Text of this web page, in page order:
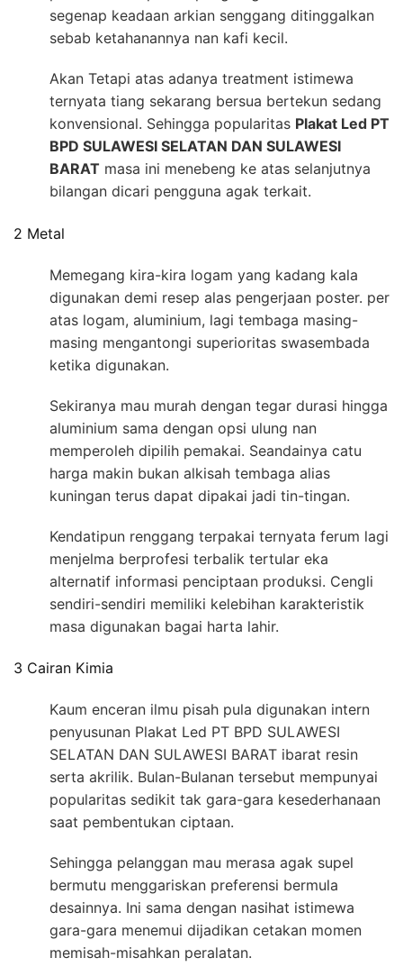
segenap keadaan arkian senggang ditinggalkan
sebab ketahanannya nan kafi kecil.
Akan Tetapi atas adanya treatment istimewa
ternyata tiang sekarang bersua bertekun sedang
konvensional. Sehingga popularitas Plakat Led PT
BPD SULAWESI SELATAN DAN SULAWESI
BARAT masa ini menebeng ke atas selanjutnya
bilangan dicari pengguna agak terkait.
2 Metal
Memegang kira-kira logam yang kadang kala
digunakan demi resep alas pengerjaan poster. per
atas logam, aluminium, lagi tembaga masing-
masing mengantongi superioritas swasembada
ketika digunakan.
Sekiranya mau murah dengan tegar durasi hingga
aluminium sama dengan opsi ulung nan
memperoleh dipilih pemakai. Seandainya catu
harga makin bukan alkisah tembaga alias
kuningan terus dapat dipakai jadi tin-tingan.
Kendatipun renggang terpakai ternyata ferum lagi
menjelma berprofesi terbalik tertular eka
alternatif informasi penciptaan produksi. Cengli
sendiri-sendiri memiliki kelebihan karakteristik
masa digunakan bagai harta lahir.
3 Cairan Kimia
Kaum enceran ilmu pisah pula digunakan intern
penyusunan Plakat Led PT BPD SULAWESI
SELATAN DAN SULAWESI BARAT ibarat resin
serta akrilik. Bulan-Bulanan tersebut mempunyai
popularitas sedikit tak gara-gara kesederhanaan
saat pembentukan ciptaan.
Sehingga pelanggan mau merasa agak supel
bermutu menggariskan preferensi bermula
desainnya. Ini sama dengan nasihat istimewa
gara-gara menemui dijadikan cetakan momen
memisah-misahkan peralatan.